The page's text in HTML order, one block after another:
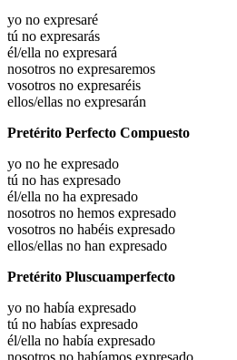
yo no expresaré
tú no expresarás
él/ella no expresará
nosotros no expresaremos
vosotros no expresaréis
ellos/ellas no expresarán
Pretérito Perfecto Compuesto
yo no he expresado
tú no has expresado
él/ella no ha expresado
nosotros no hemos expresado
vosotros no habéis expresado
ellos/ellas no han expresado
Pretérito Pluscuamperfecto
yo no había expresado
tú no habías expresado
él/ella no había expresado
nosotros no habíamos expresado